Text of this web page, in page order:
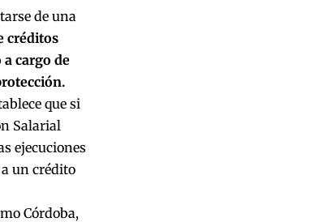
de una
créditos
cargo de
que si
Salarial
ejecuciones
un crédito
Córdoba,